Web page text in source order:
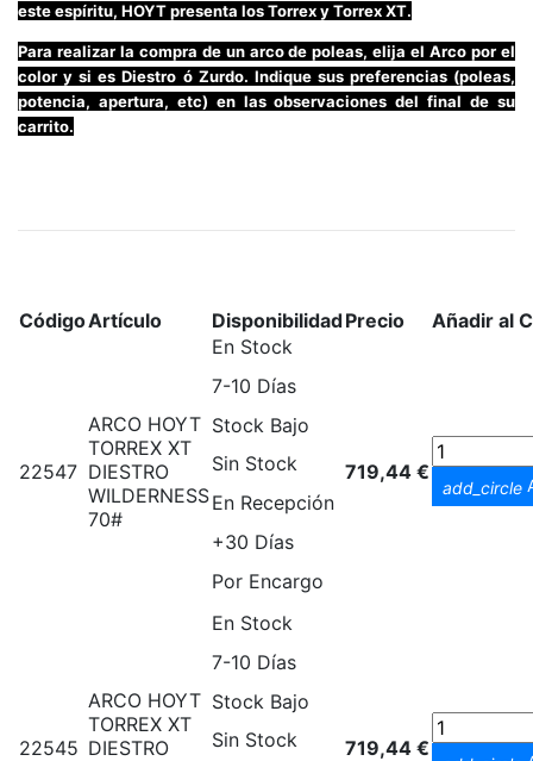
este espíritu, HOYT presenta los Torrex y Torrex XT.
Para realizar la compra de un arco de poleas, elija el Arco por el
color y si es Diestro ó Zurdo. Indique sus preferencias (poleas,
potencia, apertura, etc) en las observaciones del final de su
carrito.
CódigoArtículo DisponibilidadPrecio Añadir al
22547
ARCO HOYT
TORREX XT
DIESTRO
WILDERNESS
70#
En Stock
7-10 Días
Stock Bajo
Sin Stock
En Recepción
+30 Días
Por Encargo
719,44 €
add_circle
22545
ARCO HOYT
TORREX XT
DIESTRO
En Stock
7-10 Días
Stock Bajo
Sin Stock
719,44 €